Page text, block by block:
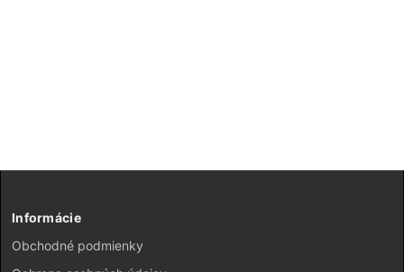
Informácie
Obchodné podmienky